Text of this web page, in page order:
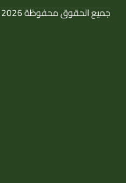
جميع الحقوق محفوظة 2026 © شركة الوادي المقدس